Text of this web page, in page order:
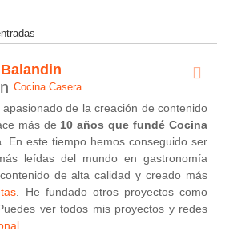
Cocina Casera
apasionado de la creación de contenido
más de 10 años que fundé Cocina
. En este tiempo hemos conseguido ser
leídas del mundo en gastronomía
de alta calidad y creado más
. He fundado otros proyectos como
ver todos mis proyectos y redes